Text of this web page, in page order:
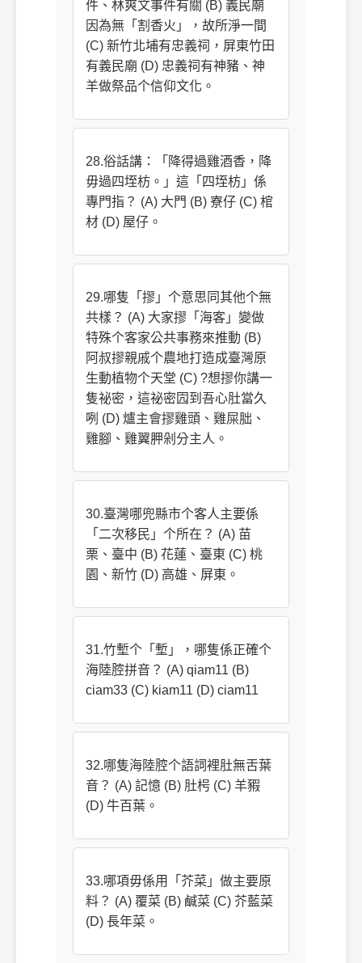
件、林爽文事件有關 (B) 義民廟
因為無「割香火」，故所淨一間
(C) 新竹北埔有忠義祠，屏東竹田
有義民廟 (D) 忠義祠有神豬、神
羊做祭品个信仰文化。
28.俗話講：「降得過雞酒香，降
毋過四垤枋。」這「四垤枋」係
專門指？ (A) 大門 (B) 寮仔 (C) 棺
材 (D) 屋仔。
29.哪隻「摎」个意思同其他个無
共樣？ (A) 大家摎「海客」變做
特殊个客家公共事務來推動 (B)
阿叔摎親戚个農地打造成臺灣原
生動植物个天堂 (C) ?想摎你講一
隻祕密，這祕密囥到吾心肚當久
咧 (D) 爐主會摎雞頭、雞屎胐、
雞腳、雞翼胛剁分主人。
30.臺灣哪兜縣市个客人主要係
「二次移民」个所在？ (A) 苗
栗、臺中 (B) 花蓮、臺東 (C) 桃
園、新竹 (D) 高雄、屏東。
31.竹塹个「塹」，哪隻係正確个
海陸腔拼音？ (A) qiam11 (B)
ciam33 (C) kiam11 (D) ciam11
32.哪隻海陸腔个語詞裡肚無舌葉
音？ (A) 記憶 (B) 肚枵 (C) 羊豭
(D) 牛百葉。
33.哪項毋係用「芥菜」做主要原
料？ (A) 覆菜 (B) 鹹菜 (C) 芥藍菜
(D) 長年菜。